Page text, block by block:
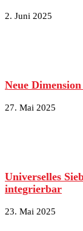
2. Juni 2025
Neue
27. Mai 2025
Universelles
integrierbar
23. Mai 2025